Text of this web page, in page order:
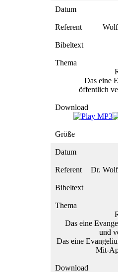
Das eine
öffentlich
Dr.
Das eine
und
Das eine
Mit-